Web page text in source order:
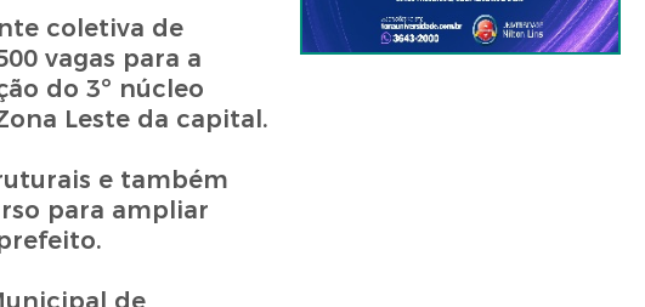
coletiva de
vagas para a
do 3º núcleo
Leste da capital.
e também
para ampliar